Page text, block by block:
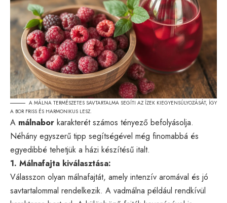
A MÁLNA TERMÉSZETES SAVTARTALMA SEGÍTI AZ ÍZEK KIEGYENSÚLYOZÁSÁT, ÍGY
A BOR FRISS ÉS HARMONIKUS LESZ.
A málnabor karakterét számos tényező befolyásolja.
Néhány egyszerű tipp segítségével még finomabbá és
egyedibbé tehetjük a házi készítésű italt.
1. Málnafajta kiválasztása:
Válasszon olyan málnafajtát, amely intenzív aromával és jó
savtartalommal rendelkezik. A vadmálna például rendkívül